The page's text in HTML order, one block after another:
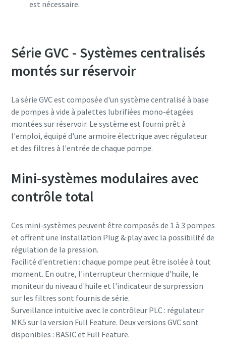
est nécessaire.
Série GVC - Systèmes centralisés
montés sur réservoir
La série GVC est composée d'un système centralisé à base
de pompes à vide à palettes lubrifiées mono-étagées
montées sur réservoir. Le système est fourni prêt à
l'emploi, équipé d'une armoire électrique avec régulateur
et des filtres à l'entrée de chaque pompe.
Mini-systèmes modulaires avec
contrôle total
Ces mini-systèmes peuvent être composés de 1 à 3 pompes
et offrent une installation Plug & play avec la possibilité de
régulation de la pression.
Facilité d'entretien : chaque pompe peut être isolée à tout
moment. En outre, l'interrupteur thermique d'huile, le
moniteur du niveau d'huile et l'indicateur de surpression
sur les filtres sont fournis de série.
Surveillance intuitive avec le contrôleur PLC : régulateur
MK5 sur la version Full Feature. Deux versions GVC sont
disponibles : BASIC et Full Feature.
J'ai lu et j'accepte la
Politique de confidentialité
J'accepte de recevoir des
notifications concernant les
nouveaux produits, les
événements et les offres
spéciales
d'Atlas Copco Vacuum.
Envoyer
Cliquez ici pour vérifier
FriendlyCaptcha ⇗
J'ai lu et j'accepte la
Politique de confidentialité
J'accepte de recevoir des
notifications concernant les
nouveaux produits, les
événements et les offres
spéciales
d'Atlas Copco Vacuum.
Envoyer
Cliquez ici pour vérifier
FriendlyCaptcha ⇗
J'ai lu et j'accepte la
Politique de confidentialité
J'accepte de recevoir des
notifications concernant les
nouveaux produits, les
événements et les offres
spéciales
d'Atlas Copco Vacuum.
Envoyer
Cliquez ici pour vérifier
FriendlyCaptcha ⇗